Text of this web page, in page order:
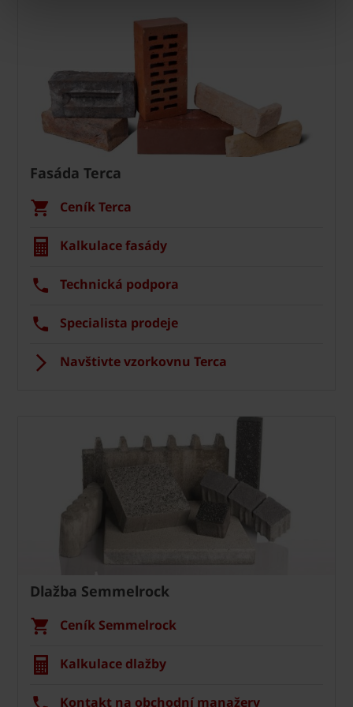
Fasáda Terca
Ceník Terca
Kalkulace fasády
Technická podpora
Specialista prodeje
Navštivte vzorkovnu Terca
Dlažba Semmelrock
Ceník Semmelrock
Kalkulace dlažby
Kontakt na obchodní manažery